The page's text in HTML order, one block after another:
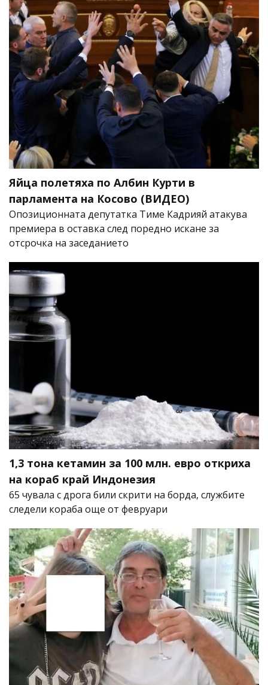
Яйца полетяха по Албин Курти в
парламента на Косово (ВИДЕО)
Опозиционната депутатка Тиме Кадрияй атакува
премиера в оставка след поредно искане за
отсрочка на заседанието
1,3 тона кетамин за 100 млн. евро откриха
на кораб край Индонезия
65 чувала с дрога били скрити на борда, службите
следели кораба още от февруари